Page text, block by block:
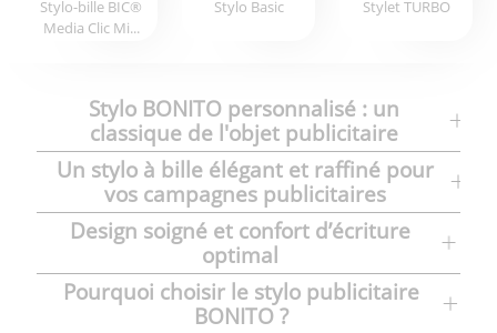
Stylo-bille BIC®
Media Clic Mi...
Stylo Basic Stylet TURBO
Stylo BONITO personnalisé : un
classique de l'objet publicitaire
Un stylo à bille élégant et raffiné pour
vos campagnes publicitaires
Design soigné et confort d’écriture
optimal
Pourquoi choisir le stylo publicitaire
BONITO ?